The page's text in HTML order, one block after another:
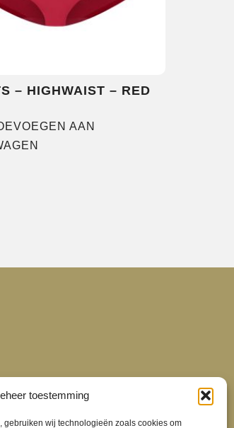
toestemming
gebruiken wij technologieën zoals cookies om
– HIGHWAIST – RED
AAN